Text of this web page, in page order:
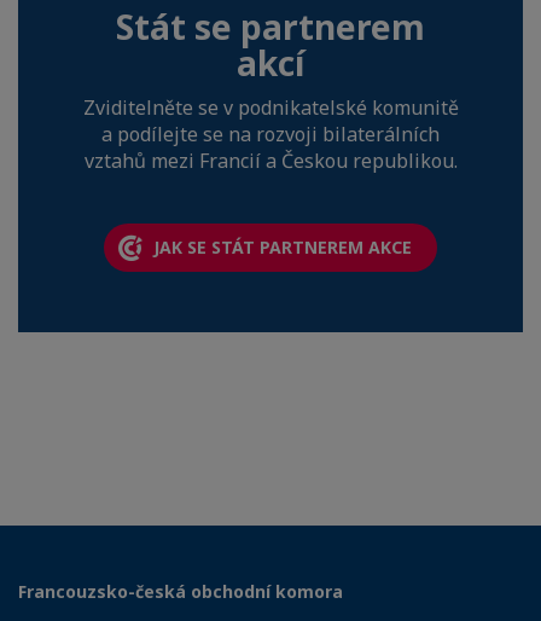
Stát se partnerem
akcí
Zviditelněte se v podnikatelské komunitě
a podílejte se na rozvoji bilaterálních
vztahů mezi Francií a Českou republikou.
JAK SE STÁT PARTNEREM AKCE
Francouzsko-česká obchodní komora